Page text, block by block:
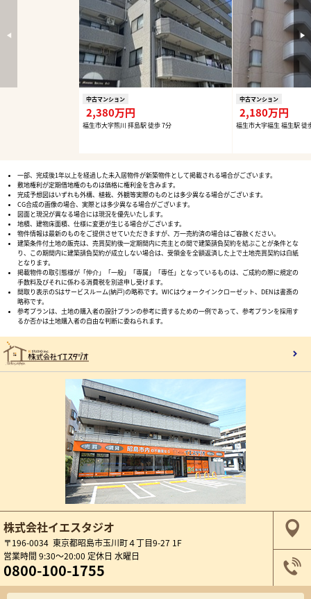
中古マンション
2,380万円
福生市大字熊川 拝島駅 徒歩 7分
中古マンション
2,180万円
福生市大字福生 福生駅 徒
一部、完成後1年以上を経過した未入居物件が新築物件として掲載される場合がございます。
敷地権利が定期借地権のものは価格に権利金を含みます。
完成予想図はいずれも外構、植栽、外観等実際のものとは多少異なる場合がございます。
CG合成の画像の場合、実際とは多少異なる場合がございます。
図面と現況が異なる場合には現況を優先いたします。
地積、建物床面積、仕様に変更が生じる場合がございます。
物件情報は最新のものをご提供させていただきますが、万一売約済の場合はご容赦ください。
建築条件付土地の販売は、売買契約後一定期間内に売主との間で建築請負契約を結ぶことが条件とな
り、この期間内に建築請負契約が成立しない場合は、受領金を全額返済した上で土地売買契約は白紙
となります。
掲載物件の取引態様が「仲介」「一般」「専属」「専任」となっているものは、ご成約の際に規定の
手数料及びそれに係わる消費税を別途申し受けます。
間取り表示のSはサービスルーム(納戸)の略称です。WICはウォークインクローゼット、DENは書斎の
略称です。
参考プランは、土地の購入者の設計プランの参考に資するための一例であって、参考プランを採用す
るか否かは土地購入者の自由な判断に委ねられます。
株式会社イエスタジオ
〒196-0034 東京都昭島市玉川町４丁目9-27 1F
営業時間 9:30～20:00 定休日 水曜日
0800-100-1755